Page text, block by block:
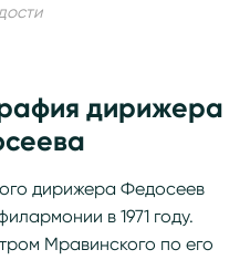
дирижера
дирижера Федосеев
в 1971 году.
Мравинского по его